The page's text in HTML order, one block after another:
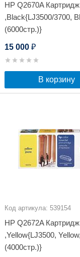
HP Q2670A Картридж
,Black{LJ3500/3700,
(6000стр.)}
15 000 ₽
В корзину
Код артикула: 539154
HP Q2672A Картридж
,Yellow{LJ3500, Yellow,
(4000стр.)}